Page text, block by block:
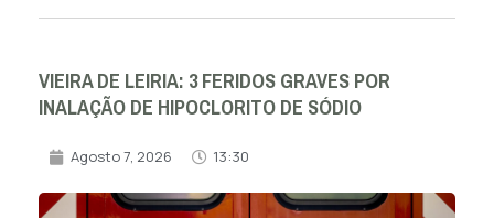
VIEIRA DE LEIRIA: 3 FERIDOS GRAVES POR
INALAÇÃO DE HIPOCLORITO DE SÓDIO
Agosto 7, 2026 13:30